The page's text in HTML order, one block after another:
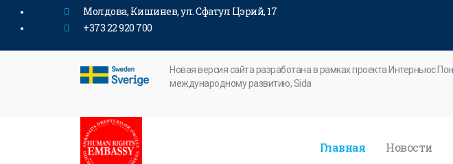
Молдова, Кишинев, ул. Сфатул Цэрий, 17
+373 22 920 700
Новая версия сайта разработана в рамках проекта Интерньюс
международному развитию, Sida
Главная Новости